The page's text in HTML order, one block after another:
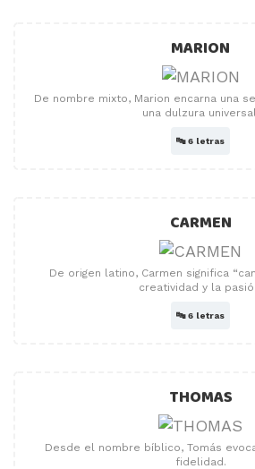
MARION
De nombre mixto, Marion encarna una
una dulzura
🔤6 letras
CARMEN
De origen latino, Carmen significa
creatividad y la
🔤6 letras
THOMAS
Desde el nombre bíblico, Tomás
fidelidad.